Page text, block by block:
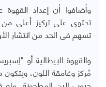
وأضافوا أن إعداد القهوة
تحتوى على تركيز أعلى من
تسهم فى الحد من انتشار
والقهوة الإيطالية أو
مُركز وغامقة اللون،